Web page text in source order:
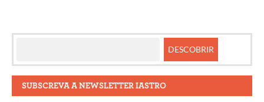
artigos
SUBSCREVA A NEWSLETTER IASTRO